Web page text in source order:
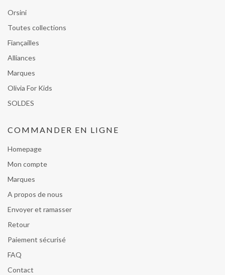
Orsini
Toutes collections
Fiançailles
Alliances
Marques
Olivia For Kids
SOLDES
COMMANDER EN LIGNE
Homepage
Mon compte
Marques
A propos de nous
Envoyer et ramasser
Retour
Paiement sécurisé
FAQ
Contact